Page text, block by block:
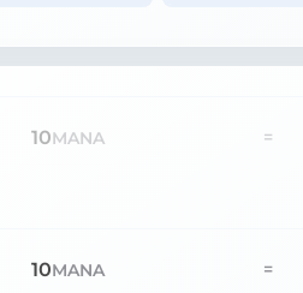
10MANA =
10MANA =